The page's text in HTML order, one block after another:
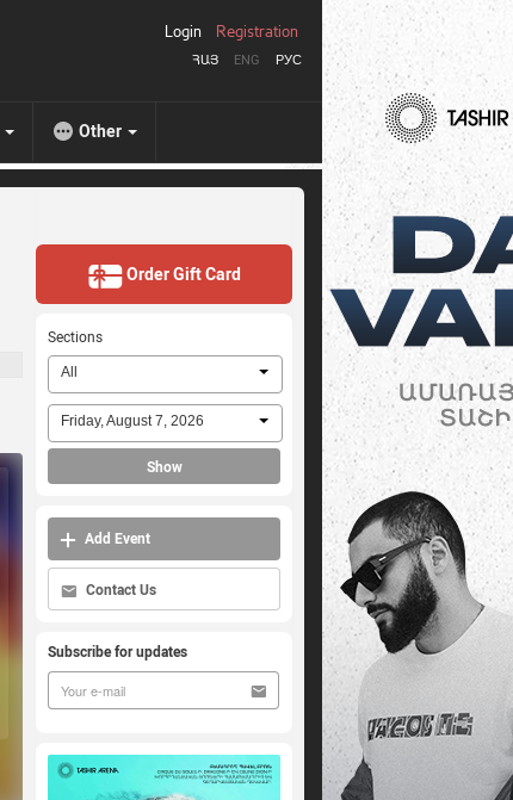
ՀԱՅ ENG РУС
Login Registration
Other
Order Gift Card
Sections
All
Friday, August 7, 2026
Show
Add Event
Contact Us
Subscribe for updates